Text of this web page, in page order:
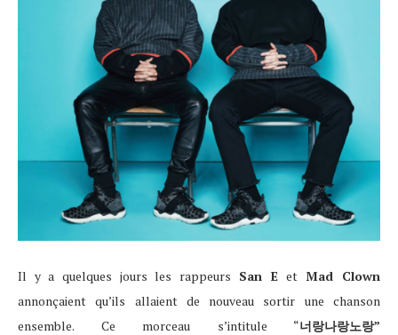
Il y a quelques jours les rappeurs San E etMad Clown
annonçaient qu’ils allaient de nouveau sortir une chanson
ensemble. Ce morceau s’intitule “너랑나랑노랑”